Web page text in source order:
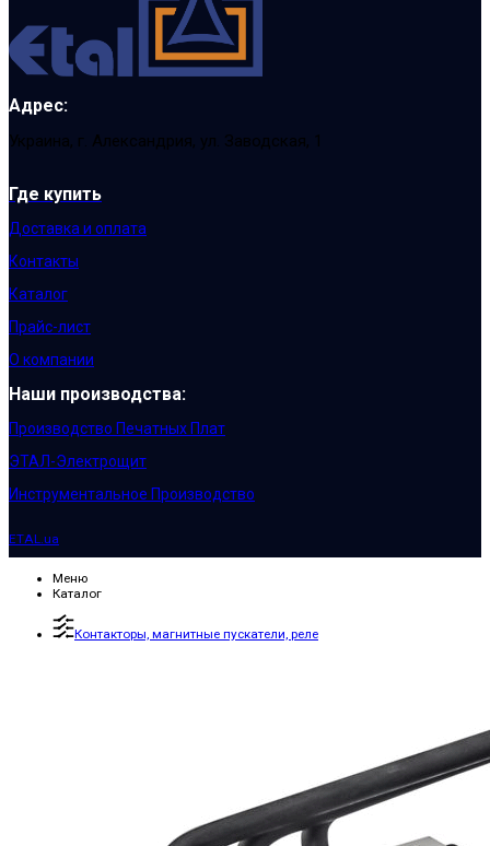
Адрес:
Украина, г. Александрия, ул. Заводская, 1
Где купить
Доставка и оплата
Контакты
Каталог
Прайс-лист
О компании
Наши производства:
Производство Печатных Плат
ЭТАЛ-Электрощит
Инструментальное Производство
ETAL.ua
Меню
Каталог
Контакторы, магнитные пускатели, реле